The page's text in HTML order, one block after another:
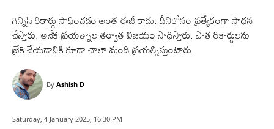
గిన్నిస్‌ రికార్డు సాధించడం అంత ఈజీ కాదు. దీనికోసం ప్రత్యేకంగా సాధన
చేస్తారు. అనేక ప్రయత్నాల తర్వాత విజయం సాధిస్తారు. పాత రికార్డులను
బ్రేక్‌ చేయడానికి కూడా చాలా మంది ప్రయత్నిస్తుంటారు.
By Ashish D
Saturday, 4 January 2025, 16:30 PM